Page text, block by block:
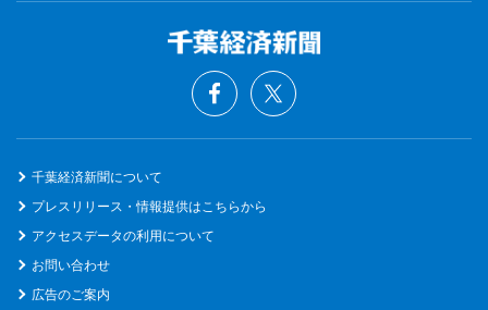
千葉経済新聞について
プレスリリース・情報提供はこちらから
アクセスデータの利用について
お問い合わせ
広告のご案内